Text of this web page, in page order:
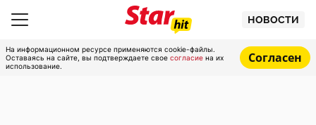
НОВОСТИ
На информационном ресурсе применяются cookie-файлы.
Оставаясь на сайте, вы подтверждаете свое согласие на их
использование.
Согласен